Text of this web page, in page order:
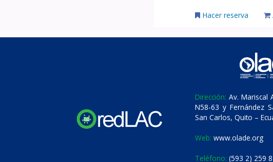
Hacer reserva
Dirección: Av. Mariscal
N58-63 y Fernández
San Carlos, Quito –
Web: www.olade.org
Teléfono: (593 2) 259